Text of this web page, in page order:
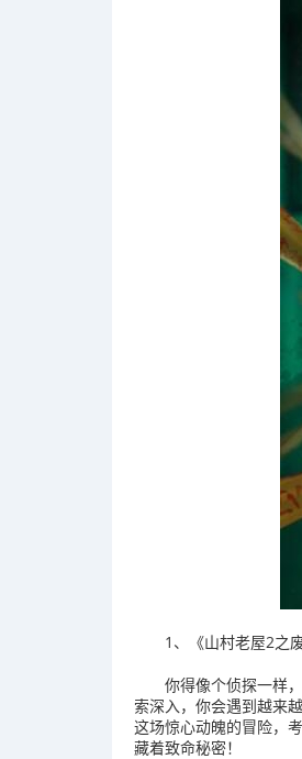
1、《山村老屋2之
你得像个侦探一样
索深入，你会遇到越来
这场惊心动魄的冒险，
藏着致命秘密！